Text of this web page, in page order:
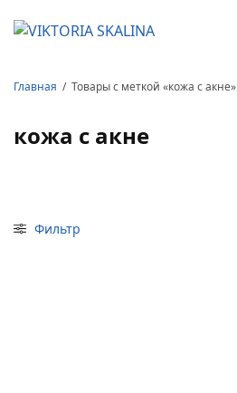
Главная / Товары с меткой «кожа с акне»
кожа с акне
Фильтр